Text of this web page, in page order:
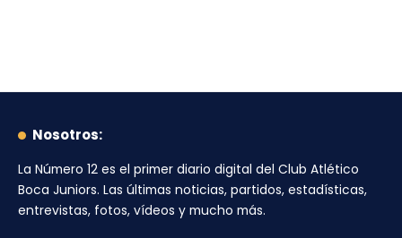
Nosotros:
La Número 12 es el primer diario digital del Club Atlético
Boca Juniors. Las últimas noticias, partidos, estadísticas,
entrevistas, fotos, vídeos y mucho más.